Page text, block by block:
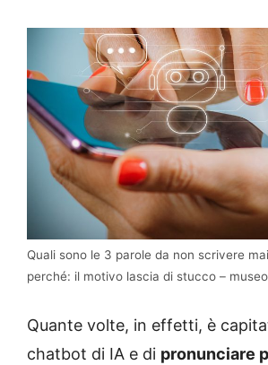
Quali sono le 3 parole da non scrivere
perché: il motivo lascia di stucco –
Quante volte, in effetti, è
chatbot di IA e di pronunciare